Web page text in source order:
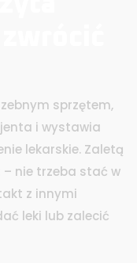
sprzętem,
i wystawia
lekarskie. Zaletą
nie trzeba stać w
z innymi
leki lub zalecić